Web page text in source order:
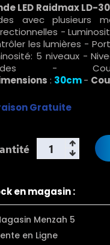
LED Raidmax LD-
avec plusieurs
-
les lumières -
5 niveaux -
-
: 30cm-
Gratuite
en magasin :
Menzah 5
en Ligne